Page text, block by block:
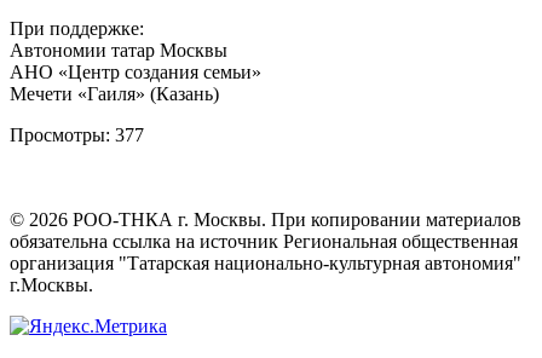
При поддержке:
Автономии татар Москвы
АНО «Центр создания семьи»
Мечети «Гаиля» (Казань)
Просмотры: 377
© 2026 РОО-ТНКА г. Москвы. При копировании материалов
обязательна ссылка на источник Региональная общественная
организация "Татарская национально-культурная автономия"
г.Москвы.